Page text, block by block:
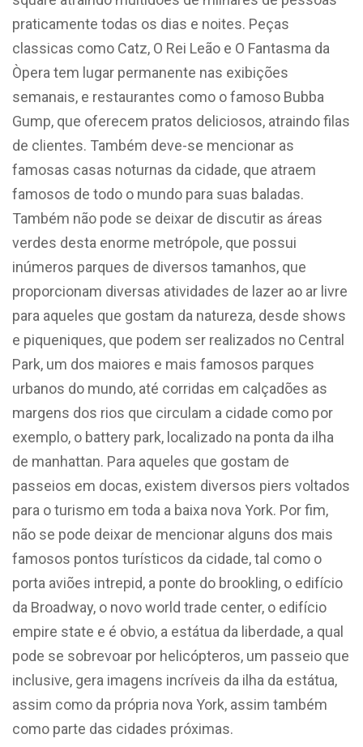
praticamente todas os dias e noites. Peças
classicas como Catz, O Rei Leão e O Fantasma da
Òpera tem lugar permanente nas exibições
semanais, e restaurantes como o famoso Bubba
Gump, que oferecem pratos deliciosos, atraindo filas
de clientes. Também deve-se mencionar as
famosas casas noturnas da cidade, que atraem
famosos de todo o mundo para suas baladas.
Também não pode se deixar de discutir as áreas
verdes desta enorme metrópole, que possui
inúmeros parques de diversos tamanhos, que
proporcionam diversas atividades de lazer ao ar livre
para aqueles que gostam da natureza, desde shows
e piqueniques, que podem ser realizados no Central
Park, um dos maiores e mais famosos parques
urbanos do mundo, até corridas em calçadões as
margens dos rios que circulam a cidade como por
exemplo, o battery park, localizado na ponta da ilha
de manhattan. Para aqueles que gostam de
passeios em docas, existem diversos piers voltados
para o turismo em toda a baixa nova York. Por fim,
não se pode deixar de mencionar alguns dos mais
famosos pontos turísticos da cidade, tal como o
porta aviões intrepid, a ponte do brookling, o edifício
da Broadway, o novo world trade center, o edifício
empire state e é obvio, a estátua da liberdade, a qual
pode se sobrevoar por helicópteros, um passeio que
inclusive, gera imagens incríveis da ilha da estátua,
assim como da própria nova York, assim também
como parte das cidades próximas.